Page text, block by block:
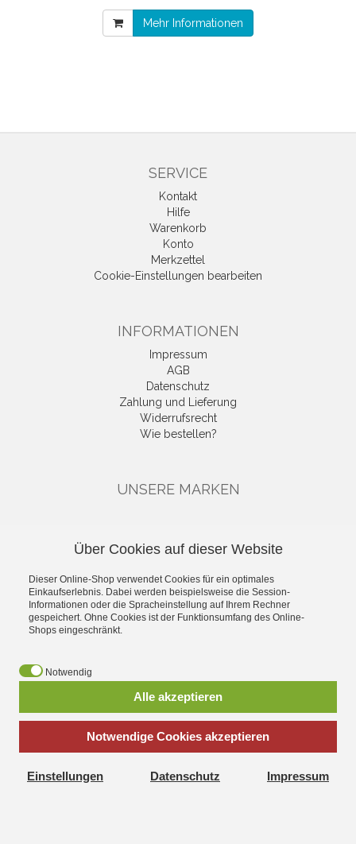
Mehr Informationen
SERVICE
Kontakt
Hilfe
Warenkorb
Konto
Merkzettel
Cookie-Einstellungen bearbeiten
INFORMATIONEN
Impressum
AGB
Datenschutz
Zahlung und Lieferung
Widerrufsrecht
Wie bestellen?
UNSERE MARKEN
KATEGORIEN
Gutscheine
Bausätze
High-End
*inkl. MwSt., zzgl.
Visatonshop.at - Alles rund um das Thema Lautsprecher,
Über Cookies auf dieser Website
Dieser Online-Shop verwendet Cookies für ein optimales
Einkaufserlebnis. Dabei werden beispielsweise die Session-
Informationen oder die Spracheinstellung auf Ihrem Rechner
gespeichert. Ohne Cookies ist der Funktionsumfang des Online-
Shops eingeschränkt.
Notwendig
Alle akzeptieren
Notwendige Cookies akzeptieren
Einstellungen Datenschutz Impressum